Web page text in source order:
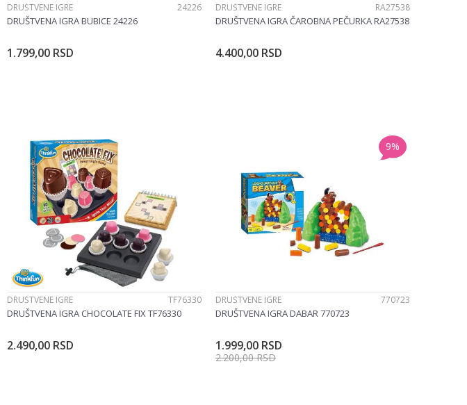
DRUŠTVENE IGRE 24226
DRUŠTVENA IGRA BUBICE 24226
1.799,00 RSD
DRUŠTVENE IGRE RA27538
DRUŠTVENA IGRA ČAROBNA PEČURKA RA27538
4.400,00 RSD
DRUŠTVENE IGRE TF76330
DRUŠTVENA IGRA CHOCOLATE FIX TF76330
2.490,00 RSD
9%
DRUŠTVENE IGRE 770723
DRUŠTVENA IGRA DABAR 770723
1.999,00 RSD
2.200,00RSD